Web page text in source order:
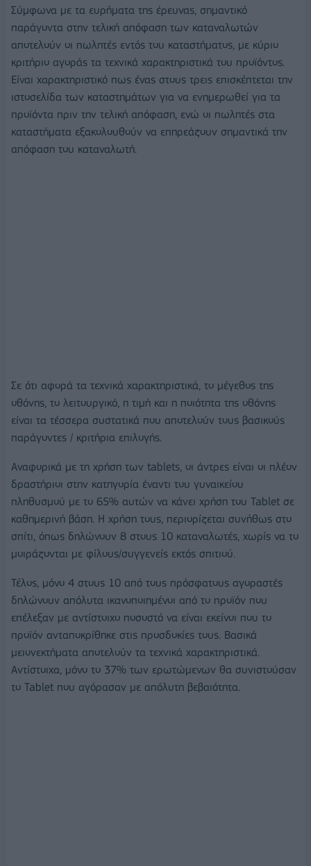
Σύμφωνα με τα ευρήματα της έρευνας, σημαντικό
παράγοντα στην τελική απόφαση των καταναλωτών
αποτελούν οι πωλητές εντός του καταστήματος, με κύριο
κριτήριο αγοράς τα τεχνικά χαρακτηριστικά του προϊόντος.
Είναι χαρακτηριστικό πως ένας στους τρεις επισκέπτεται την
ιστοσελίδα των καταστημάτων για να ενημερωθεί για τα
προϊόντα πριν την τελική απόφαση, ενώ οι πωλητές στα
καταστήματα εξακολουθούν να επηρεάζουν σημαντικά την
απόφαση του καταναλωτή.
Σε ότι αφορά τα τεχνικά χαρακτηριστικά, το μέγεθος της
οθόνης, το λειτουργικό, η τιμή και η ποιότητα της οθόνης
είναι τα τέσσερα συστατικά που αποτελούν τους βασικούς
παράγοντες / κριτήρια επιλογής.
Αναφορικά με τη χρήση των tablets, οι άντρες είναι οι πλέον
δραστήριοι στην κατηγορία έναντι του γυναικείου
πληθυσμού με το 65% αυτών να κάνει χρήση του Tablet σε
καθημερινή βάση. Η χρήση τους, περιορίζεται συνήθως στο
σπίτι, όπως δηλώνουν 8 στους 10 καταναλωτές, χωρίς να το
μοιράζονται με φίλους/συγγενείς εκτός σπιτιού.
Τέλος, μόνο 4 στους 10 από τους πρόσφατους αγοραστές
δηλώνουν απόλυτα ικανοποιημένοι από το προϊόν που
επέλεξαν με αντίστοιχο ποσοστό να είναι εκείνοι που το
προϊόν ανταποκρίθηκε στις προσδοκίες τους. Βασικά
μειονεκτήματα αποτελούν τα τεχνικά χαρακτηριστικά.
Αντίστοιχα, μόνο το 37% των ερωτώμενων θα συνιστούσαν
το Tablet που αγόρασαν με απόλυτη βεβαιότητα.